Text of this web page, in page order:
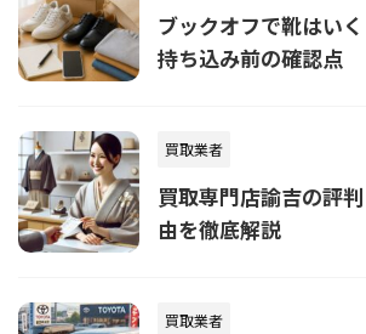
ブックオフで靴はい
持ち込み前の確認点
買取業者
買取専門店諭吉の評
由を徹底解説
買取業者